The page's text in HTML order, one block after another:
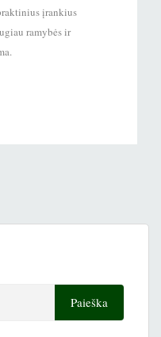
įrankius
ramybės ir